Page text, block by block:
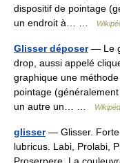
dispositif de pointage
un endroit à… …
Glisser déposer— Le
drop, aussi appelé
graphique une
pointage
un autre un… …
glisser— Glisser. Forte
lubricus. Labi, Prolabi,